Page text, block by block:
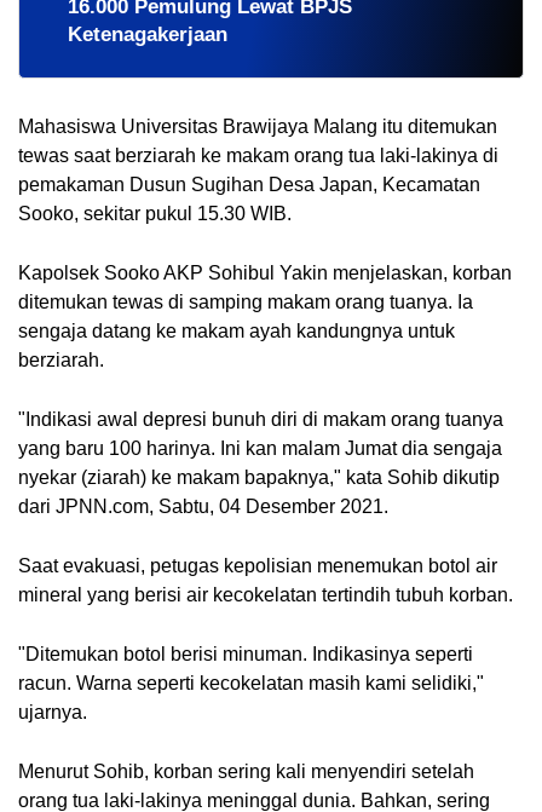
16.000 Pemulung Lewat BPJS
Ketenagakerjaan
Mahasiswa Universitas Brawijaya Malang itu ditemukan
tewas saat berziarah ke makam orang tua laki-lakinya di
pemakaman Dusun Sugihan Desa Japan, Kecamatan
Sooko, sekitar pukul 15.30 WIB.
Kapolsek Sooko AKP Sohibul Yakin menjelaskan, korban
ditemukan tewas di samping makam orang tuanya. Ia
sengaja datang ke makam ayah kandungnya untuk
berziarah.
"Indikasi awal depresi bunuh diri di makam orang tuanya
yang baru 100 harinya. Ini kan malam Jumat dia sengaja
nyekar (ziarah) ke makam bapaknya," kata Sohib dikutip
dari JPNN.com, Sabtu, 04 Desember 2021.
Saat evakuasi, petugas kepolisian menemukan botol air
mineral yang berisi air kecokelatan tertindih tubuh korban.
"Ditemukan botol berisi minuman. Indikasinya seperti
racun. Warna seperti kecokelatan masih kami selidiki,"
ujarnya.
Menurut Sohib, korban sering kali menyendiri setelah
orang tua laki-lakinya meninggal dunia. Bahkan, sering